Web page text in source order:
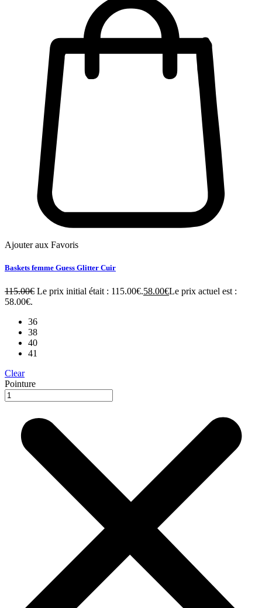
Ajouter aux Favoris
Baskets femme Guess Glitter Cuir
115.00€ Le prix initial était : 115.00€.58.00€Le prix actuel est :
58.00€.
36
38
40
41
Clear
Pointure